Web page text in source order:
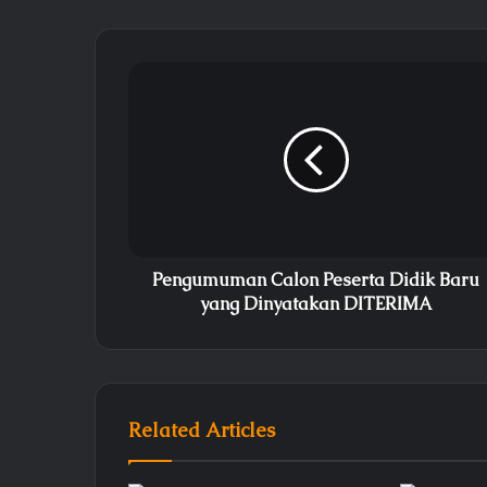
Emas
Pengumuman Calon Peserta Didik Baru
yang Dinyatakan DITERIMA
Related Articles